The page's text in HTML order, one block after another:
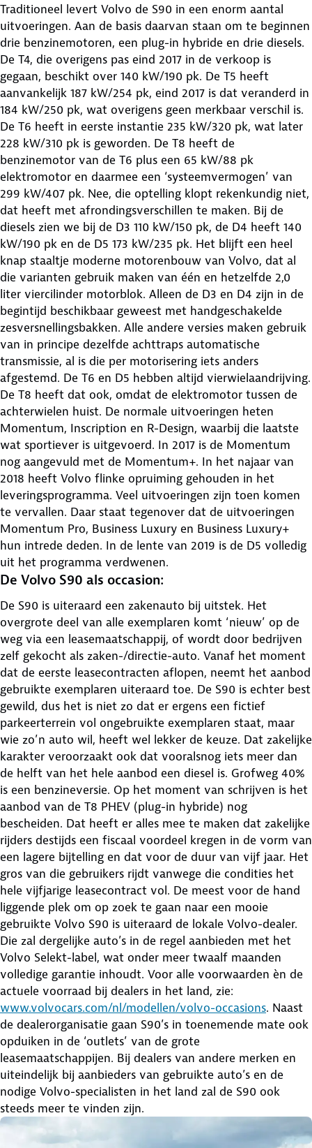
Traditioneel levert Volvo de S90 in een enorm aantal
uitvoeringen. Aan de basis daarvan staan om te beginnen
drie benzinemotoren, een plug-in hybride en drie diesels.
De T4, die overigens pas eind 2017 in de verkoop is
gegaan, beschikt over 140 kW/190 pk. De T5 heeft
aanvankelijk 187 kW/254 pk, eind 2017 is dat veranderd in
184 kW/250 pk, wat overigens geen merkbaar verschil is.
De T6 heeft in eerste instantie 235 kW/320 pk, wat later
228 kW/310 pk is geworden. De T8 heeft de
benzinemotor van de T6 plus een 65 kW/88 pk
elektromotor en daarmee een ‘systeemvermogen’ van
299 kW/407 pk. Nee, die optelling klopt rekenkundig niet,
dat heeft met afrondingsverschillen te maken. Bij de
diesels zien we bij de D3 110 kW/150 pk, de D4 heeft 140
kW/190 pk en de D5 173 kW/235 pk. Het blijft een heel
knap staaltje moderne motorenbouw van Volvo, dat al
die varianten gebruik maken van één en hetzelfde 2,0
liter viercilinder motorblok. Alleen de D3 en D4 zijn in de
begintijd beschikbaar geweest met handgeschakelde
zesversnellingsbakken. Alle andere versies maken gebruik
van in principe dezelfde achttraps automatische
transmissie, al is die per motorisering iets anders
afgestemd. De T6 en D5 hebben altijd vierwielaandrijving.
De T8 heeft dat ook, omdat de elektromotor tussen de
achterwielen huist. De normale uitvoeringen heten
Momentum, Inscription en R-Design, waarbij die laatste
wat sportiever is uitgevoerd. In 2017 is de Momentum
nog aangevuld met de Momentum+. In het najaar van
2018 heeft Volvo flinke opruiming gehouden in het
leveringsprogramma. Veel uitvoeringen zijn toen komen
te vervallen. Daar staat tegenover dat de uitvoeringen
Momentum Pro, Business Luxury en Business Luxury+
hun intrede deden. In de lente van 2019 is de D5 volledig
uit het programma verdwenen.
De Volvo S90 als occasion:
De S90 is uiteraard een zakenauto bij uitstek. Het
overgrote deel van alle exemplaren komt ‘nieuw’ op de
weg via een leasemaatschappij, of wordt door bedrijven
zelf gekocht als zaken-/directie-auto. Vanaf het moment
dat de eerste leasecontracten aflopen, neemt het aanbod
gebruikte exemplaren uiteraard toe. De S90 is echter best
gewild, dus het is niet zo dat er ergens een fictief
parkeerterrein vol ongebruikte exemplaren staat, maar
wie zo’n auto wil, heeft wel lekker de keuze. Dat zakelijke
karakter veroorzaakt ook dat vooralsnog iets meer dan
de helft van het hele aanbod een diesel is. Grofweg 40%
is een benzineversie. Op het moment van schrijven is het
aanbod van de T8 PHEV (plug-in hybride) nog
bescheiden. Dat heeft er alles mee te maken dat zakelijke
rijders destijds een fiscaal voordeel kregen in de vorm van
een lagere bijtelling en dat voor de duur van vijf jaar. Het
gros van die gebruikers rijdt vanwege die condities het
hele vijfjarige leasecontract vol. De meest voor de hand
liggende plek om op zoek te gaan naar een mooie
gebruikte Volvo S90 is uiteraard de lokale Volvo-dealer.
Die zal dergelijke auto’s in de regel aanbieden met het
Volvo Selekt-label, wat onder meer twaalf maanden
volledige garantie inhoudt. Voor alle voorwaarden èn de
actuele voorraad bij dealers in het land, zie:
www.volvocars.com/nl/modellen/volvo-occasions. Naast
de dealerorganisatie gaan S90’s in toenemende mate ook
opduiken in de ‘outlets’ van de grote
leasemaatschappijen. Bij dealers van andere merken en
uiteindelijk bij aanbieders van gebruikte auto’s en de
nodige Volvo-specialisten in het land zal de S90 ook
steeds meer te vinden zijn.